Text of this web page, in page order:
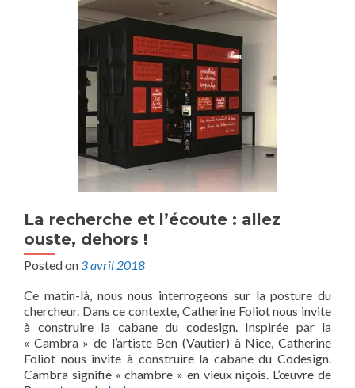
La recherche et l’écoute : allez
ouste, dehors !
Posted on 3 avril 2018
Ce matin-là, nous nous interrogeons sur la posture du
chercheur. Dans ce contexte, Catherine Foliot nous invite
à construire la cabane du codesign. Inspirée par la
« Cambra » de l’artiste Ben (Vautier) à Nice, Catherine
Foliot nous invite à construire la cabane du Codesign.
Cambra signifie « chambre » en vieux niçois. L’œuvre de